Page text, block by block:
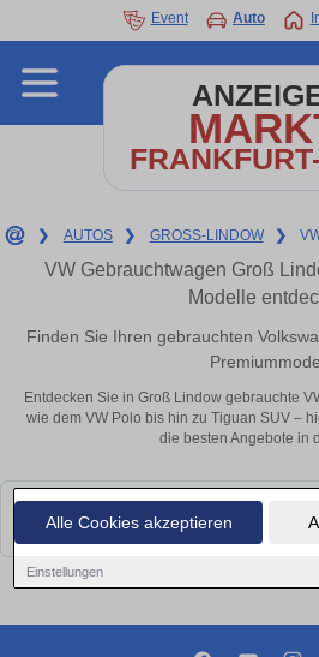
Alle Cookies akzeptieren
Einstellungen
Event Auto
❯ AUTOS ❯ GROSS-LINDOW ❯
VW Gebrauchtwagen Groß
Modelle
Finden Sie Ihren gebrauchten
Entdecken Sie in Groß Lindow gebrauchte
wie dem VW Polo bis hin zu Tiguan SUV –
die besten Angebote in
Leider konnten wir derzeit keine passenden
bald wieder vorbei!